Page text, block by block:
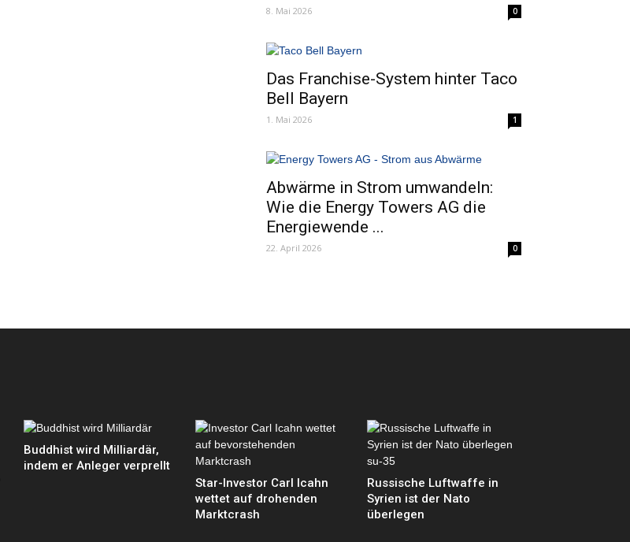
8. Mai 2026 0
Das Franchise-System hinter Taco
Bell Bayern
1. Mai 2026 1
Abwärme in Strom umwandeln:
Wie die Energy Towers AG die
Energiewende ...
22. April 2026 0
Buddhist wird Milliardär,
indem er Anleger verprellt
Star-Investor Carl Icahn
wettet auf drohenden
Marktcrash
Russische Luftwaffe in
Syrien ist der Nato
überlegen